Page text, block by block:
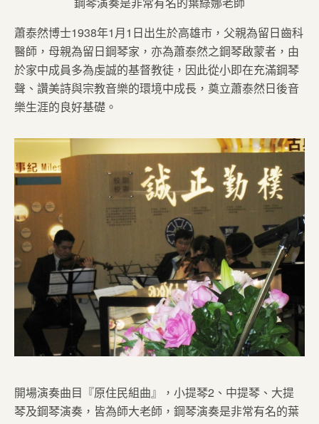
蕭泰然博士1938年1月1日出生於高雄市，父親為留日齒科
醫師，母親為留日鋼琴家，亦為蕭泰然之鋼琴啟蒙者，由
於家中成員多為虔誠的基督教徒，因此從小即在充滿鋼琴
聲、讚美詩與宗教音樂的環境中成長，奠立蕭泰然日後音
樂生涯的良好基礎。
開場演奏曲目『原住民組曲』，小提琴2、中提琴、大提
琴及鋼琴演奏，皆為師大老師，鋼琴演奏是非常有名的葉